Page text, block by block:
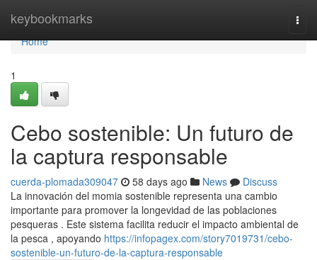
keybookmarks
Home
Home
1
Cebo sostenible: Un futuro de
la captura responsable
cuerda-plomada309047 58 days ago News
Discuss
La innovación del momia sostenible representa una cambio
importante para promover la longevidad de las poblaciones
pesqueras . Este sistema facilita reducir el impacto ambiental de
la pesca , apoyando https://infopagex.com/story7019731/cebo-
sostenible-un-futuro-de-la-captura-responsable